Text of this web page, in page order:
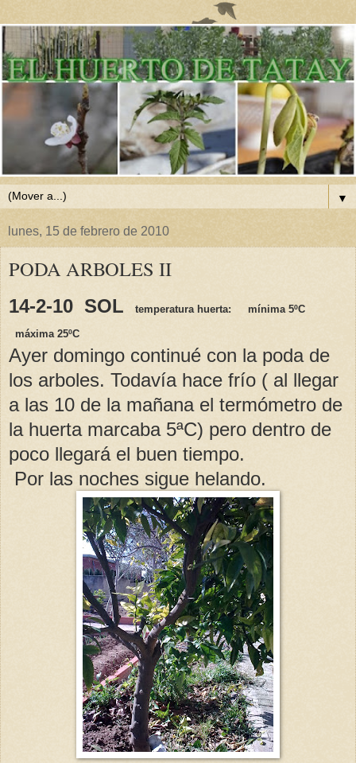
▼
lunes, 15 de febrero de 2010
PODA ARBOLES II
14-2-10 SOL temperatura huerta: mínima 5ºC
máxima 25ºC
Ayer domingo continué con la poda de
los arboles. Todavía hace frío ( al llegar
a las 10 de la mañana el termómetro de
la huerta marcaba 5ªC) pero dentro de
poco llegará el buen tiempo.
Por las noches sigue helando.